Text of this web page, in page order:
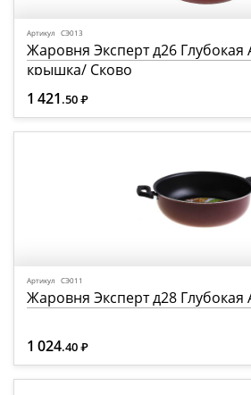
Артикул СЭ013
Жаровня Эксперт д26 Глубокая
крышка/ Сково
1 421.50 Р
=
Артикул СЭ011
Жаровня Эксперт д28 Глубокая
1 024.40 Р
=